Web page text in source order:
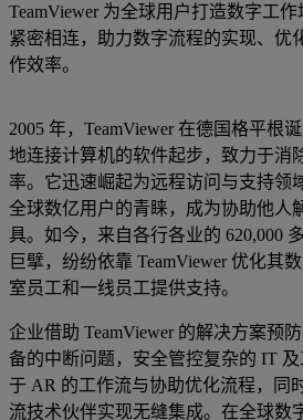
TeamViewer 为全球用户打造数字工
紧密相连，助力数字流程的实现、优
作效率。
2005 年，TeamViewer 在德国格平根
地连接计算机的软件起步，致力于消
率。它迅速崛起为远程访问与支持领
全球数亿用户的青睐，成为协助他人
具。如今，来自各行各业的 620,000
巨擘，纷纷依靠 TeamViewer 优化其
室员工和一线员工提供支持。
企业借助 TeamViewer 的解决方案预
备的中断问题，安全管控复杂的 IT
于 AR 的工作流与协助优化流程，同
流技术伙伴实现无缝集成。在全球数